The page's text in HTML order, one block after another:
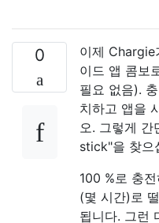
0
이제 Chargie
이드 앱 콤보
필요 없음).
치하고 앱을
오. 그렇게
stick"을 찾으
100 %로 충
(몇 시간)로
됩니다. 그런